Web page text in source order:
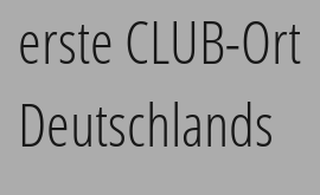
erste CLUB-Ort
Deutschlands